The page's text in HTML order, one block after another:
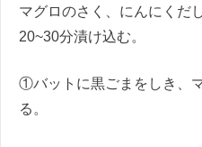
マグロのさく、にんにくだ
20~30分漬け込む。
①バットに黒ごまをしき、
る。